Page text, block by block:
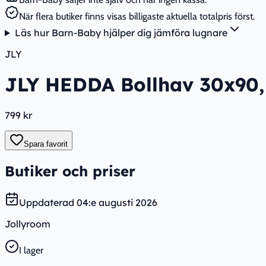
När flera butiker finns visas billigaste aktuella totalpris först.
Läs hur Barn-Baby hjälper dig jämföra lugnare
JLY
JLY HEDDA Bollhav
799 kr
Spara favorit
Butiker och priser
Uppdaterad 04:e augusti 2026
Jollyroom
I lager